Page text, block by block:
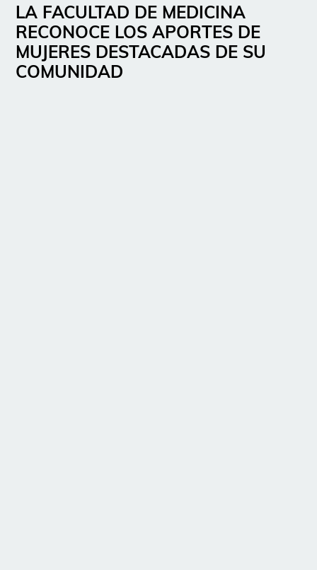
LA FACULTAD DE MEDICINA
RECONOCE LOS APORTES DE
MUJERES DESTACADAS DE SU
COMUNIDAD